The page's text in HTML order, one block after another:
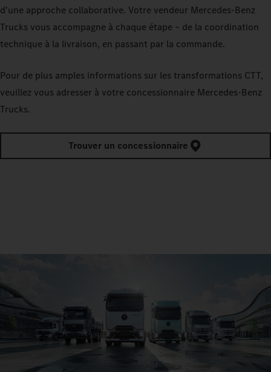
d'une approche collaborative. Votre vendeur Mercedes‑Benz
Trucks vous accompagne à chaque étape – de la coordination
technique à la livraison, en passant par la commande.
Pour de plus amples informations sur les transformations CTT,
veuillez vous adresser à votre concessionnaire Mercedes‑Benz
Trucks.
Trouver un concessionnaire